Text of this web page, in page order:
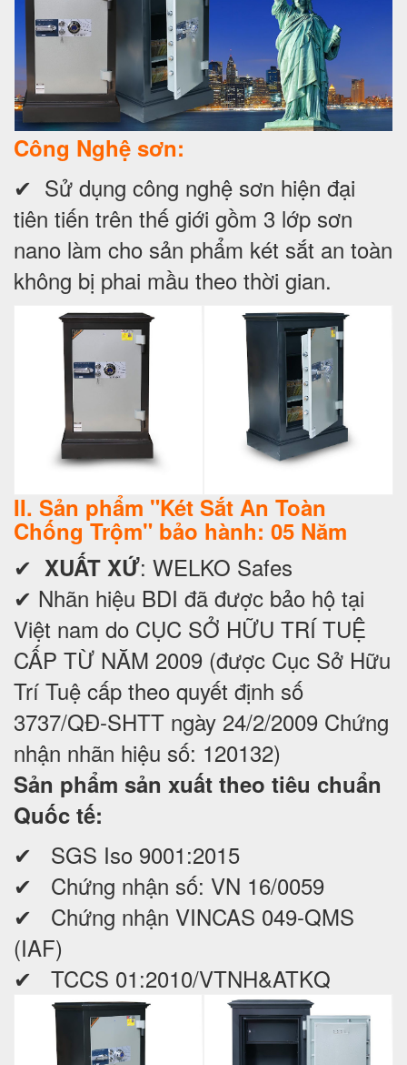
Công Nghệ sơn:
✔ Sử dụng công nghệ sơn hiện đại
tiên tiến trên thế giới gồm 3 lớp sơn
nano làm cho sản phẩm két sắt an toàn
không bị phai mầu theo thời gian.
II. Sản phẩm "Két Sắt An Toàn
Chống Trộm" bảo hành: 05 Năm
✔ XUẤT XỨ: WELKO Safes
✔ Nhãn hiệu BDI đã được bảo hộ tại
Việt nam do CỤC SỞ HỮU TRÍ TUỆ
CẤP TỪ NĂM 2009 (được Cục Sở Hữu
Trí Tuệ cấp theo quyết định số
3737/QĐ-SHTT ngày 24/2/2009 Chứng
nhận nhãn hiệu số: 120132)
Sản phẩm sản xuất theo tiêu chuẩn
Quốc tế:
✔ SGS Iso 9001:2015
✔ Chứng nhận số: VN 16/0059
✔ Chứng nhận VINCAS 049-QMS
(IAF)
✔ TCCS 01:2010/VTNH&ATKQ